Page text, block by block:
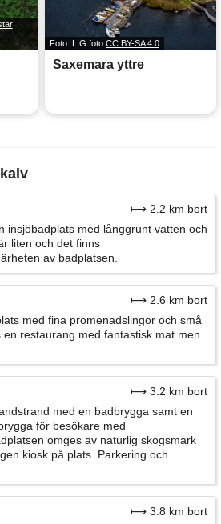
Foto: L.G.foto CC BY-SA 4.0
Saxemara yttre
⟼ 2.2 km bort
insjöbadplats med långgrunt vatten och
liten och det finns
av badplatsen.
⟼ 2.6 km bort
med fina promenadslingor och små
restaurang med fantastisk mat men
⟼ 3.2 km bort
med en badbrygga samt en
för besökare med
omges av naturlig skogsmark
kiosk på plats. Parkering och
⟼ 3.8 km bort